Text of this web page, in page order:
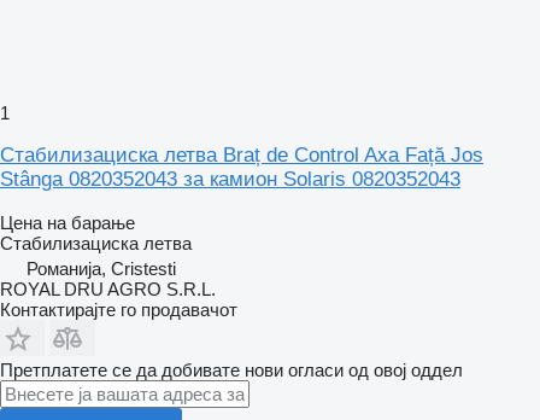
1
Стабилизациска летва Braț de Control Axa Față Jos
Stânga 0820352043 за камион Solaris 0820352043
Цена на барање
Стабилизациска летва
Романија, Cristesti
ROYAL DRU AGRO S.R.L.
Контактирајте го продавачот
Претплатете се да добивате нови огласи од овој оддел